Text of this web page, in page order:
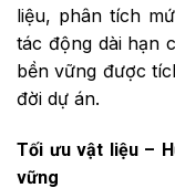
liệu, phân tích
tác động dài hạn
bền vững được
đời dự án.
Tối ưu vật liệu –
vững